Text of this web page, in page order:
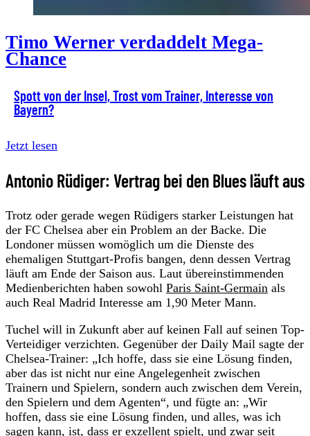
Timo Werner verdaddelt Mega-
Chance
Spott von der Insel, Trost vom Trainer, Interesse von
Bayern?
Jetzt lesen
Antonio Rüdiger: Vertrag bei den Blues läuft aus
Trotz oder gerade wegen Rüdigers starker Leistungen hat
der FC Chelsea aber ein Problem an der Backe. Die
Londoner müssen womöglich um die Dienste des
ehemaligen Stuttgart-Profis bangen, denn dessen Vertrag
läuft am Ende der Saison aus. Laut übereinstimmenden
Medienberichten haben sowohl Paris Saint-Germain als
auch Real Madrid Interesse am 1,90 Meter Mann.
Tuchel will in Zukunft aber auf keinen Fall auf seinen Top-
Verteidiger verzichten. Gegenüber der Daily Mail sagte der
Chelsea-Trainer: „Ich hoffe, dass sie eine Lösung finden,
aber das ist nicht nur eine Angelegenheit zwischen
Trainern und Spielern, sondern auch zwischen dem Verein,
den Spielern und dem Agenten“, und fügte an: „Wir
hoffen, dass sie eine Lösung finden, und alles, was ich
sagen kann, ist, dass er exzellent spielt, und zwar seit